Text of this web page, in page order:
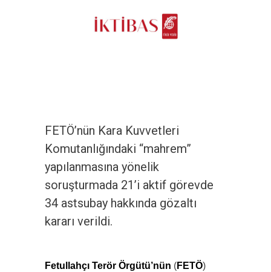
FETÖ’nün Kara Kuvvetleri
Komutanlığındaki “mahrem”
yapılanmasına yönelik
soruşturmada 21’i aktif görevde
34 astsubay hakkında gözaltı
kararı verildi.
Fetullahçı Terör Örgütü’nün (FETÖ)